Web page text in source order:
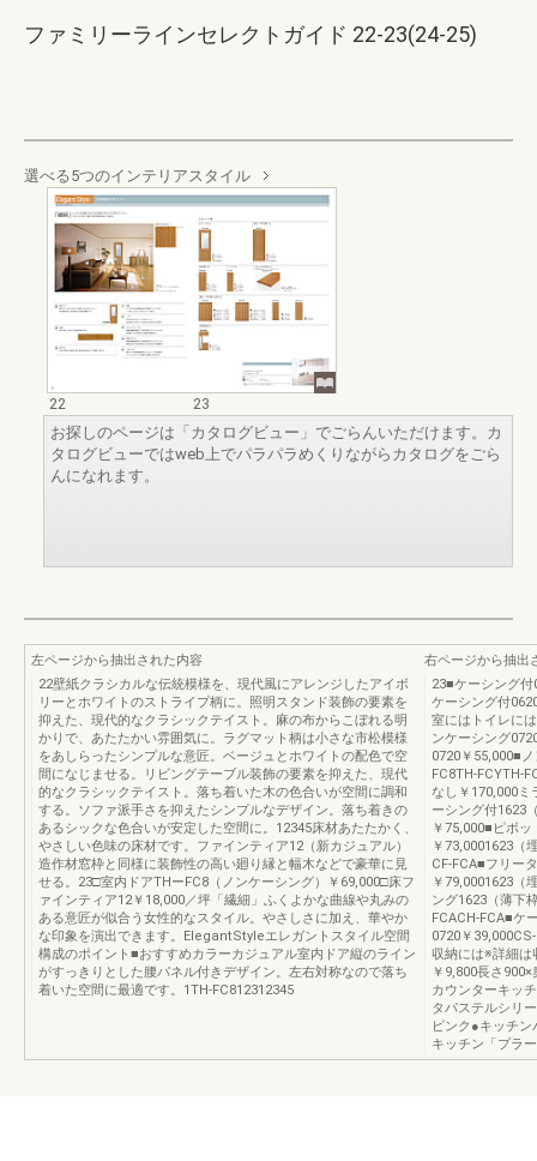
ファミリーラインセレクトガイド 22-23(24-25)
選べる5つのインテリアスタイル
22
23
お探しのページは「カタログビュー」でごらんいただけます。カ
タログビューではweb上でパラパラめくりながらカタログをごら
んになれます。
左ページから抽出された内容
22壁紙クラシカルな伝統模様を、現代風にアレンジしたアイボ
リーとホワイトのストライプ柄に。照明スタンド装飾の要素を
抑えた、現代的なクラシックテイスト。麻の布からこぼれる明
かりで、あたたかい雰囲気に。ラグマット柄は小さな市松模様
をあしらったシンプルな意匠。ベージュとホワイトの配色で空
間になじませる。リビングテーブル装飾の要素を抑えた、現代
的なクラシックテイスト。落ち着いた木の色合いが空間に調和
する。ソファ派手さを抑えたシンプルなデザイン。落ち着きの
あるシックな色合いが安定した空間に。12345床材あたたかく、
やさしい色味の床材です。ファインティア12（新カジュアル）
造作材窓枠と同様に装飾性の高い廻り縁と幅木などで豪華に見
せる。23□室内ドアTHーFC8（ノンケーシング）￥69,000□床フ
ァインティア12￥18,000／坪「繊細」ふくよかな曲線や丸みの
ある意匠が似合う女性的なスタイル。やさしさに加え、華やか
な印象を演出できます。ElegantStyleエレガントスタイル空間
構成のポイント■おすすめカラーカジュアル室内ドア縦のライン
がすっきりとした腰パネル付きデザイン。左右対称なので落ち
着いた空間に最適です。1TH-FC812312345
右ページから抽出
23■ケーシング
ケーシング付
室にはトイレに
ンケーシング
0720￥55,000■
FC8TH-FCYTH-
なし￥170,000
ーシング付1623
￥75,000■ピボ
￥73,0001623（
CF-FCA■フリー
￥79,0001623（
ング1623（薄下
FCACH-FCA■ケ
0720￥
収納には※詳細は
￥9,800長さ
カウンターキッ
タパステルシリ
ピンク●キッチ
キッチン「プラ